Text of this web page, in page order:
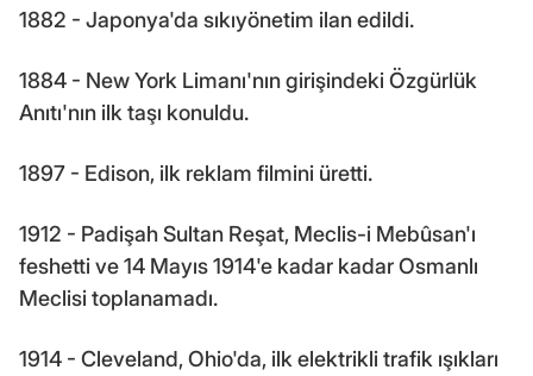
1882 - Japonya'da sıkıyönetim ilan edildi.
1884 - New York Limanı'nın girişindeki Özgürlük
Anıtı'nın ilk taşı konuldu.
1897 - Edison, ilk reklam filmini üretti.
1912 - Padişah Sultan Reşat, Meclis-i Mebûsan'ı
feshetti ve 14 Mayıs 1914'e kadar kadar Osmanlı
Meclisi toplanamadı.
1914 - Cleveland, Ohio'da, ilk elektrikli trafik ışıkları